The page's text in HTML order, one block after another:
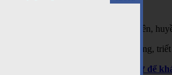
giải thích các hiện tượng siêu nhiên,
hoặc là một phần của các tín ngưỡng,
ích nhé! Truy cập website Vạn Sự để